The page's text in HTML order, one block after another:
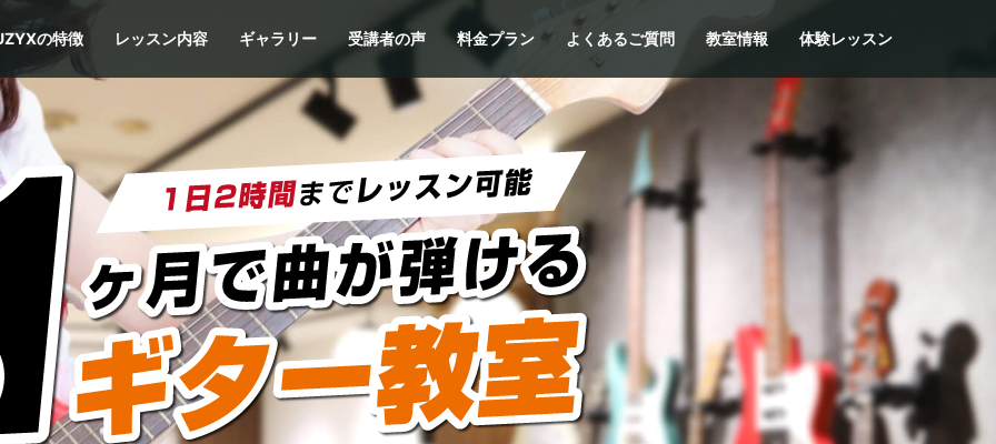
の特徴 レッスン内容 ギャラリー 受講者の声 料金プラン よくあるご質問 教室情報 体験レッスン